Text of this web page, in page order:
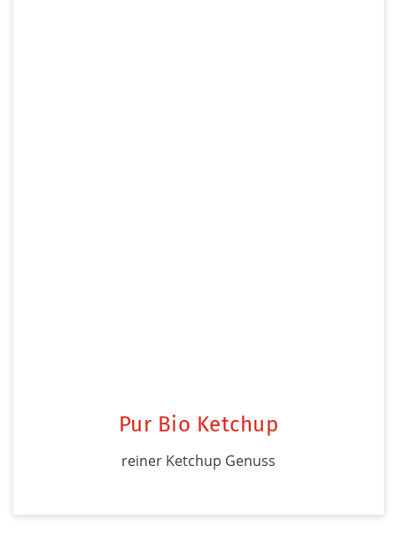
Pur Bio Ketchup
reiner Ketchup Genuss